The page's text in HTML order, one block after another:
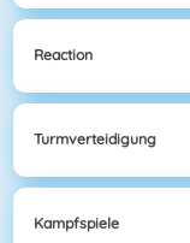
Reaction
Turmverteidigung
Kampfspiele